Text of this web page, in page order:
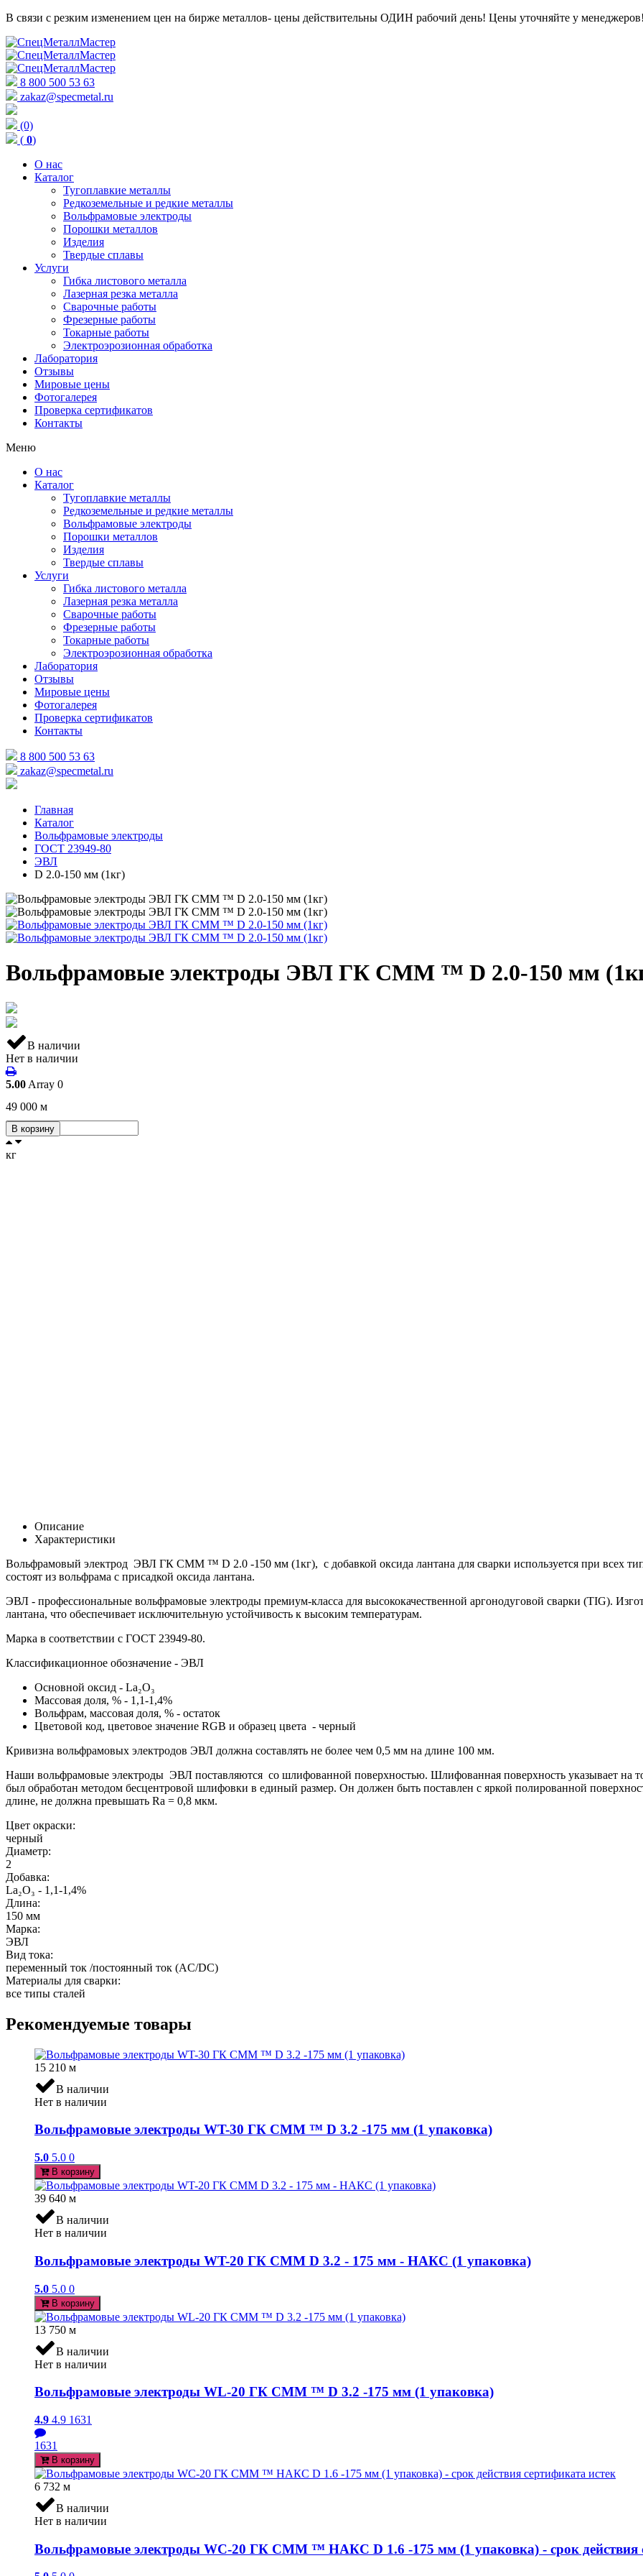
В связи с резким изменением цен на бирже металлов- цены действительны ОДИН рабочий день! Цены уточняйте у
8 800 500 53 63
zakaz@specmetal.ru
(0)
( 0)
О нас
Каталог
Тугоплавкие металлы
Редкоземельные и редкие металлы
Вольфрамовые электроды
Порошки металлов
Изделия
Твердые сплавы
Услуги
Гибка листового металла
Лазерная резка металла
Сварочные работы
Фрезерные работы
Токарные работы
Электроэрозионная обработка
Лаборатория
Отзывы
Мировые цены
Фотогалерея
Проверка сертификатов
Контакты
Меню
О нас
Каталог
Тугоплавкие металлы
Редкоземельные и редкие металлы
Вольфрамовые электроды
Порошки металлов
Изделия
Твердые сплавы
Услуги
Гибка листового металла
Лазерная резка металла
Сварочные работы
Фрезерные работы
Токарные работы
Электроэрозионная обработка
Лаборатория
Отзывы
Мировые цены
Фотогалерея
Проверка сертификатов
Контакты
8 800 500 53 63
zakaz@specmetal.ru
Главная
Каталог
Вольфрамовые электроды
ГОСТ 23949-80
ЭВЛ
D 2.0-150 мм (1кг)
Вольфрамовые электроды ЭВЛ ГК СММ ™ D 2.0-150 мм
В наличии
Нет в наличии
5.00 Array 0
49 000 м
кг
В корзину
Описание
Характеристики
Вольфрамовый электрод ЭВЛ ГК СММ ™ D 2.0 -150 мм (1кг), с добавкой оксида лантана для сварки используется при всех
состоят из вольфрама с присадкой оксида лантана.
ЭВЛ - профессиональные вольфрамовые электроды премиум-класса для высококачественной аргонодуговой сварки (TIG).
лантана, что обеспечивает исключительную устойчивость к высоким температурам.
Марка в соответствии с ГОСТ 23949-80.
Классификационное обозначение - ЭВЛ
Основной оксид - La₂O₃
Массовая доля, % - 1,1-1,4%
Вольфрам, массовая доля, % - остаток
Цветовой код, цветовое значение RGB и образец цвета - черный
Кривизна вольфрамовых электродов ЭВЛ должна составлять не более чем 0,5 мм на длине 100 мм.
Наши вольфрамовые электроды ЭВЛ поставляются со шлифованной поверхностью. Шлифованная поверхность указывает на
был обработан методом бесцентровой шлифовки в единый размер. Он должен быть поставлен с яркой полированной
длине, не должна превышать Ra = 0,8 мкм.
Цвет окраски:
черный
Диаметр:
2
Добавка:
La₂O₃ - 1,1-1,4%
Длина:
150 мм
Марка:
ЭВЛ
Вид тока:
переменный ток /постоянный ток (AC/DC)
Материалы для сварки:
все типы сталей
Рекомендуемые товары
15 210 м
В наличии
Нет в наличии
Вольфрамовые электроды WT-30 ГК СММ ™ D 3.2 -175 мм (1 упаковка)
5.0 5.0 0
В корзину
39 640 м
В наличии
Нет в наличии
Вольфрамовые электроды WT-20 ГК СММ D 3.2 - 175 мм - НАКС (1 упаковка)
5.0 5.0 0
В корзину
13 750 м
В наличии
Нет в наличии
Вольфрамовые электроды WL-20 ГК СММ ™ D 3.2 -175 мм (1 упаковка)
4.9 4.9 1631
1631
В корзину
6 732 м
В наличии
Нет в наличии
Вольфрамовые электроды WC-20 ГК СММ ™ НАКС D 1.6 -175 мм (1 упаковка) - срок действия